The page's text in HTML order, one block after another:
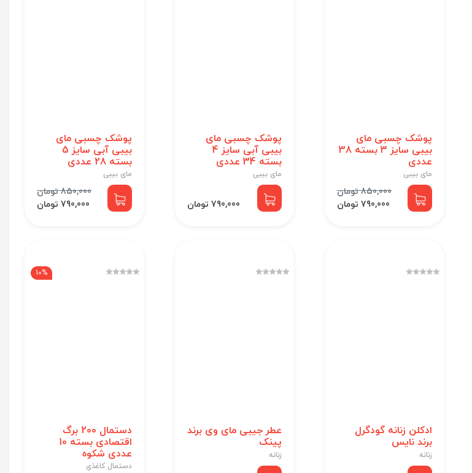
پوشک چسبی مای
بیبی سایز 3 بسته 38
عددی
مای بیبی
850,000 تومان
790,000 تومان
پوشک چسبی مای
بیبی آبی سایز 4
بسته 34 عددی
مای بیبی
790,000 تومان
پوشک چسبی مای
بیبی آبی سایز 5
بسته 28 عددی
مای بیبی
850,000 تومان
790,000 تومان
ادکلن زنانه گودگرل
برند نایس
زنانه
عطر جیبی مای وی برند
پینک
زنانه
10%
دستمال 200 برگ
اقتصادی بسته 10
عددی شکوه
دستمال کاغذی